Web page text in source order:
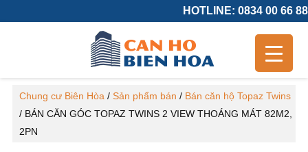
HOTLINE: 0834 00 66 88
Chung cư Biên Hòa / Sản phẩm bán / Bán căn hộ Topaz Twins
/ BÁN CĂN GÓC TOPAZ TWINS 2 VIEW THOÁNG MÁT 82M2,
2PN